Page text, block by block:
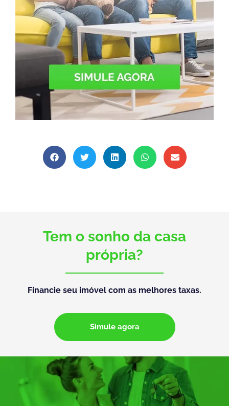
Tem o sonho da casa
própria?
Financie seu imóvel com as melhores taxas.
Simule agora